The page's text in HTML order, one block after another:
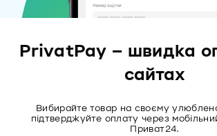
PrivatPay – швидка
сайтах
Вибирайте товар на своєму
підтверджуйте оплату через
Приват24.